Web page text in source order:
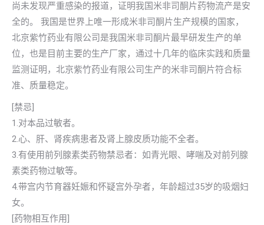
尚未发现严重感染的报道，证明我国米非司酮片药物流产是安
全的。 我国是世界上唯一形成米非司酮片生产规模的国家，
北京紫竹药业有限公司是我国米非司酮片最早研发生产的单
位，也是目前主要的生产厂家，通过十几年的临床实践和质量
监测证明，北京紫竹药业有限公司生产的米非司酮片符合标
准、质量稳定。
[禁忌]
1.对本品过敏者。
2.心、肝、肾疾病患者及肾上腺皮质功能不全者。
3.有使用前列腺素类药物禁忌者：如青光眼、哮喘及对前列腺
素类药物过敏等。
4.带宫内节育器妊娠和怀疑宫外孕者，年龄超过35岁的吸烟妇
女。
[药物相互作用]